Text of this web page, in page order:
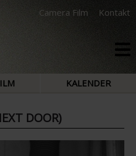
Camera Film Kontakt
KALENDER
DOOR)